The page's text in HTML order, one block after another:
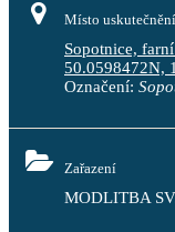
Místo uskutečnění
Sopotnice,
50.0598472N,
Označení:
Zařazení
MODLITBA